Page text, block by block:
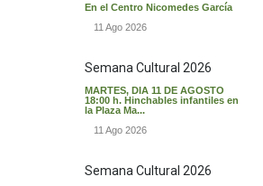
En el Centro Nicomedes García
11 Ago 2026
Semana Cultural 2026
MARTES, DIA 11 DE AGOSTO
18:00 h. Hinchables infantiles en
la Plaza Ma...
11 Ago 2026
Semana Cultural 2026